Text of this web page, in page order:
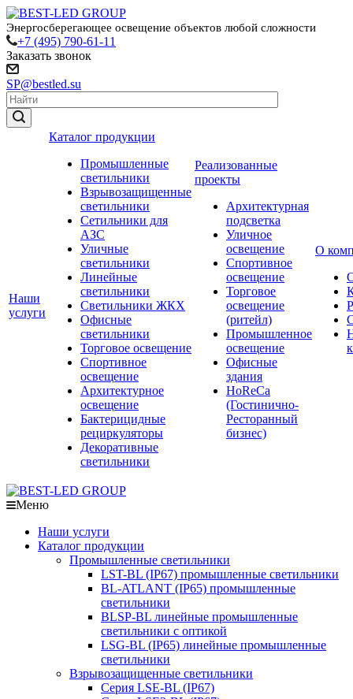
Энергосберегающее освещение объектов любой сложности
+7 (495) 790-61-11
Заказать звонок
SP@bestled.su
Наши
услуги
Каталог продукции
Промышленные
светильники
Взрывозащищенные
светильники
Сетильники для
АЗС
Уличные
светильники
Линейные
светильники
Светильники ЖКХ
Офисные
светильники
Торговое освещение
Спортивное
освещение
Архитектурное
освещение
Бактерицидные
рециркуляторы
Декоративные
светильники
Реализованные
проекты
Архитектурная
подсветка
Уличное
освещение
Спортивное
освещение
Торговое
освещение
(ритейл)
Промышленное
освещение
Офисные
здания
HoReCa
(Гостинично-
Ресторанный
бизнес)
О
Меню
Наши услуги
Каталог продукции
Промышленные светильники
LST-BL (IP67) промышленные светильники
BL-ATLANT (IP65) промышленные
светильники
BLSP-BL линейные промышленные
светильники с оптикой
LSG-BL (IP65) линейные промышленные
светильники
Взрывозащищенные светильники
Серия LSE-BL (IP67)